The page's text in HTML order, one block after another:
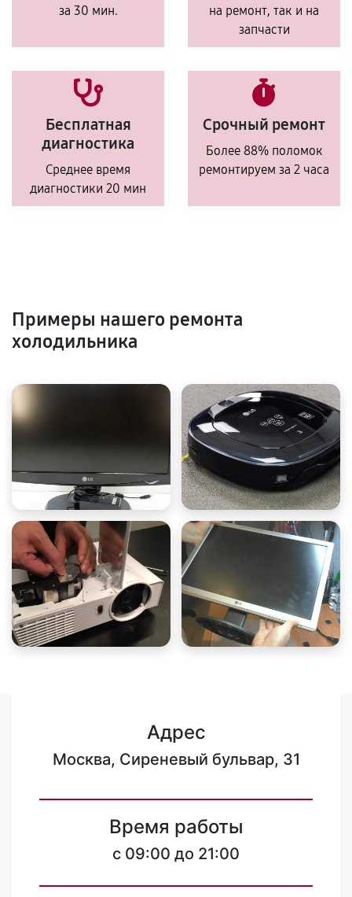
за 30 мин.
на ремонт, так и на
запчасти
Бесплатная
диагностика
Среднее время
диагностики 20 мин
Срочный ремонт
Более 88% поломок
ремонтируем за 2 часа
Примеры нашего ремонта
холодильника
Адрес
Москва, Сиреневый бульвар, 31
Время работы
c 09:00 до 21:00